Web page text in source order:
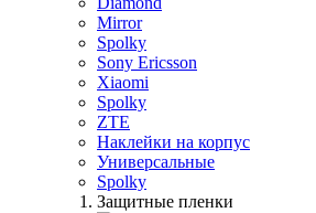
Mirror
Spolky
Sony Ericsson
Xiaomi
Spolky
ZTE
Наклейки на корпус
Универсальные
Spolky
Защитные пленки